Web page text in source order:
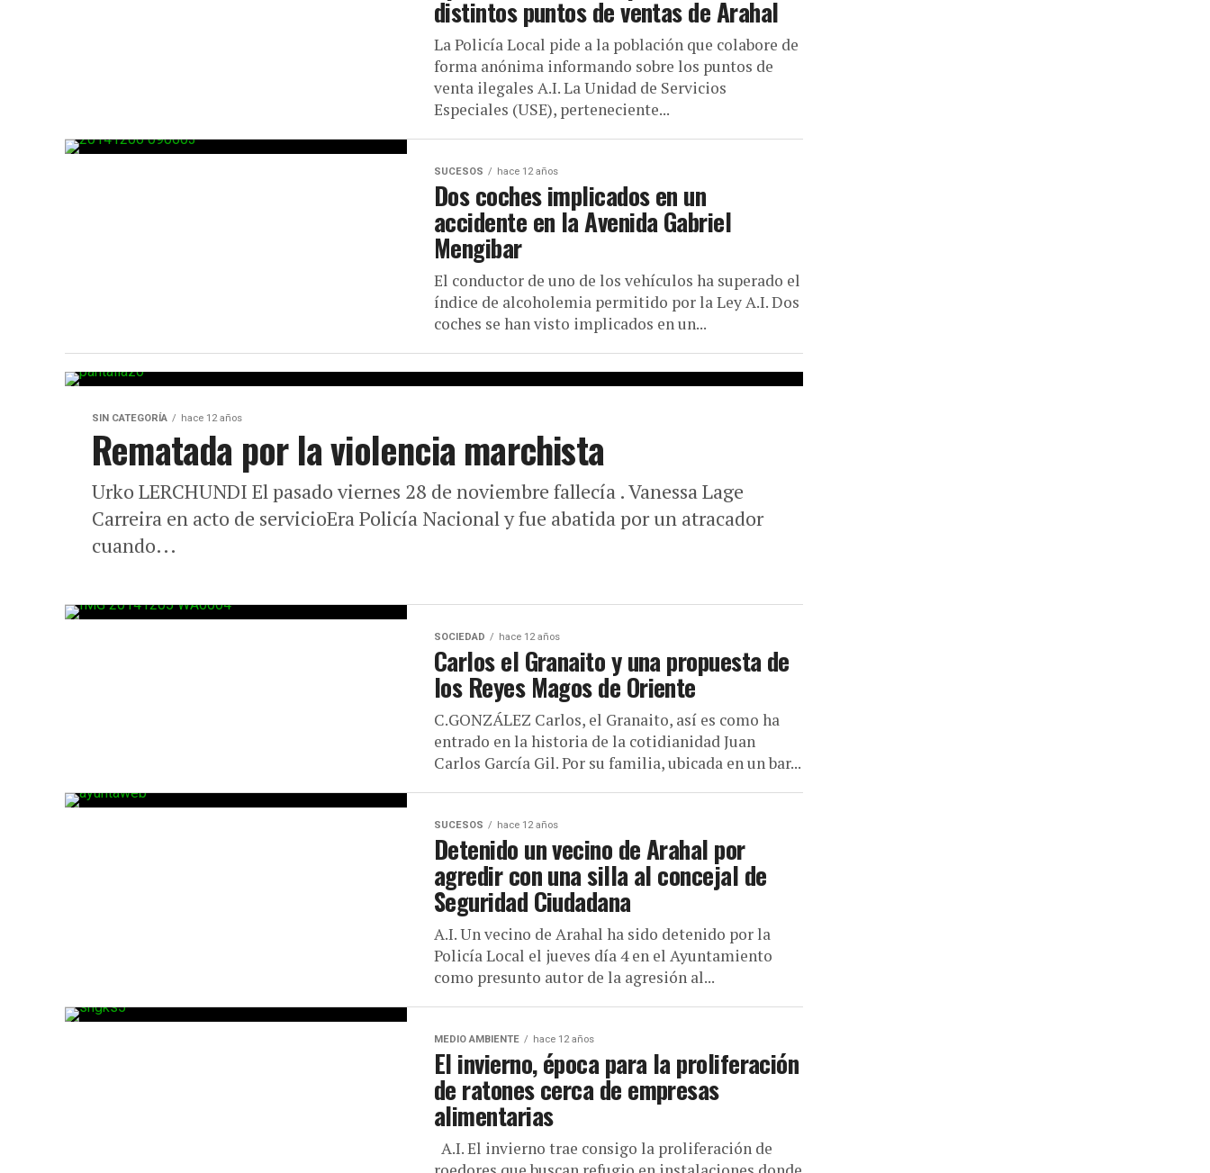
distintos puntos de ventas de Arahal
La Policía Local pide a la población que colabore de
forma anónima informando sobre los puntos de
venta ilegales A.I. La Unidad de Servicios
Especiales (USE), perteneciente...
SUCESOS hace 12 años
Dos coches implicados en un
accidente en la Avenida Gabriel
Mengibar
El conductor de uno de los vehículos ha superado el
índice de alcoholemia permitido por la Ley A.I. Dos
coches se han visto implicados en un...
SIN CATEGORÍA hace 12 años
Rematada por la violencia marchista
Urko LERCHUNDI El pasado viernes 28 de noviembre fallecía . Vanessa Lage
Carreira en acto de servicioEra Policía Nacional y fue abatida por un atracador
cuando...
SOCIEDAD hace 12 años
Carlos el Granaito y una propuesta de
los Reyes Magos de Oriente
C.GONZÁLEZ Carlos, el Granaito, así es como ha
entrado en la historia de la cotidianidad Juan
Carlos García Gil. Por su familia, ubicada en un bar...
SUCESOS hace 12 años
Detenido un vecino de Arahal por
agredir con una silla al concejal de
Seguridad Ciudadana
A.I. Un vecino de Arahal ha sido detenido por la
Policía Local el jueves día 4 en el Ayuntamiento
como presunto autor de la agresión al...
MEDIO AMBIENTE hace 12 años
El invierno, época para la proliferación
de ratones cerca de empresas
alimentarias
A.I. El invierno trae consigo la proliferación de